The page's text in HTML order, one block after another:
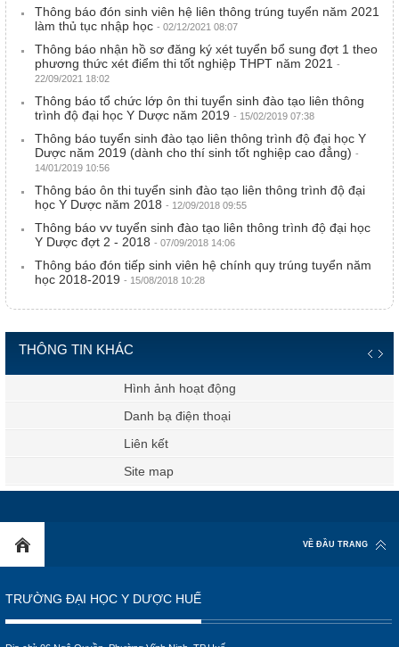
Thông báo đón sinh viên hệ liên thông trúng tuyển năm 2021
làm thủ tục nhập học - 02/12/2021 08:07
Thông báo nhận hồ sơ đăng ký xét tuyển bổ sung đợt 1 theo
phương thức xét điểm thi tốt nghiệp THPT năm 2021 -
22/09/2021 18:02
Thông báo tổ chức lớp ôn thi tuyển sinh đào tạo liên thông
trình độ đại học Y Dược năm 2019 - 15/02/2019 07:38
Thông báo tuyển sinh đào tạo liên thông trình độ đại học Y
Dược năm 2019 (dành cho thí sinh tốt nghiệp cao đẳng) -
14/01/2019 10:56
Thông báo ôn thi tuyển sinh đào tạo liên thông trình độ đại
học Y Dược năm 2018 - 12/09/2018 09:55
Thông báo vv tuyển sinh đào tạo liên thông trình độ đại học
Y Dược đợt 2 - 2018 - 07/09/2018 14:06
Thông báo đón tiếp sinh viên hệ chính quy trúng tuyển năm
học 2018-2019 - 15/08/2018 10:28
THÔNG TIN KHÁC
Hình ảnh hoạt động
Danh bạ điện thoại
VỀ ĐẦU TRANG
TRƯỜNG ĐẠI HỌC Y DƯỢC HUẾ